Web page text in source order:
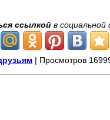
ссылкой в социальной
| Просмотров